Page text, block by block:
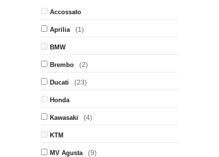
Accossato
Aprilia (1)
BMW
Brembo (2)
Ducati (23)
Honda
Kawasaki (4)
KTM
MV Agusta (9)